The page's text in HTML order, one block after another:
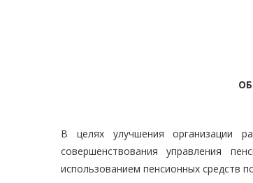
В целях улучшения организации
совершенствования управления
использованием пенсионных средств